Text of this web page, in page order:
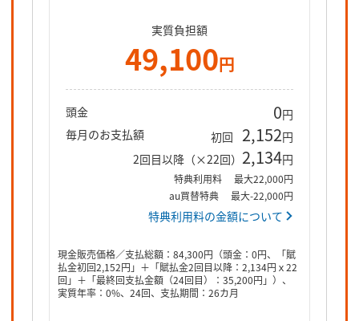
実質負担額
49,100円
頭金 0円
毎月のお支払額
初回 2,152円
2回目以降（×22回） 2,134円
特典利用料
最大22,000円
au買替特典
最大-22,000円
特典利用料の金額について
現金販売価格／支払総額：84,300円（頭金：0円、「賦
払金初回2,152円」＋「賦払金2回目以降：2,134円ｘ22
回」＋「最終回支払金額（24回目）：35,200円」）、
実質年率：0%、24回、支払期間：26カ月